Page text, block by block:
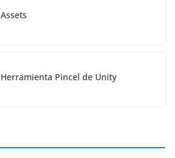
Assets
Herramienta Pincel de Unity